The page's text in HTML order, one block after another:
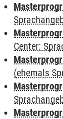
Center:
(ehemals